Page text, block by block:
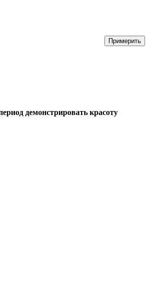
демонстрировать красоту